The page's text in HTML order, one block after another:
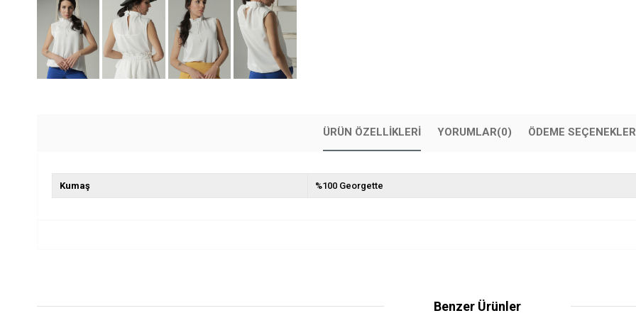
ÜRÜN ÖZELLIKLERI YORUMLAR(0) ÖDEME
Kumaş %100 Georgette
Benzer Ürünler